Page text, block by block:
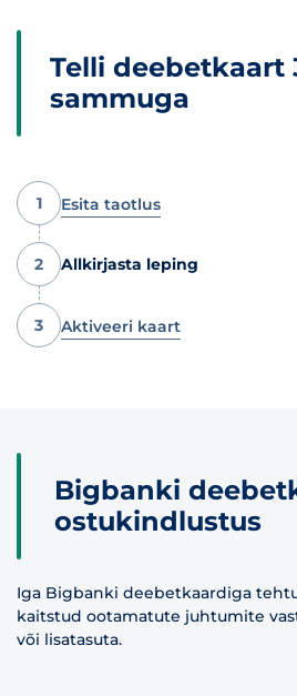
Telli deebetkaart
sammuga
1
2
3
Esita taotlus
Allkirjasta leping
Aktiveeri kaart
Bigbanki
ostukindlustus
Iga Bigbanki deebetkaardiga
kaitstud ootamatute juhtumite
või lisatasuta.